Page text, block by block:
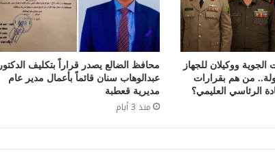
الجوية ووكيلان للجهاز
من هم بقرارات
الرئاسي العليمي؟
محافظ الضالع يصدر قراراً بتكليف الدكتور
عبدالوهاب سنان قائماً بأعمال مدير عام
مديرية قعطبة
منذ 3 أيام